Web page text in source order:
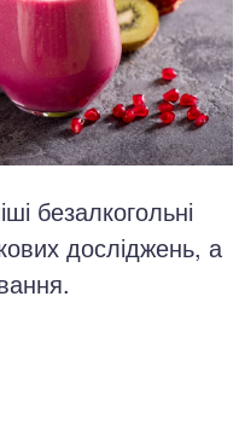
безалкогольні
досліджень, а